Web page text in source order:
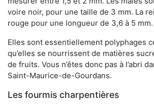
voire noir, pour une taille de 3 mm. La
rouge pour une longueur de 3,6 à 5 mm.
Elles sont essentiellement polyphages
qu’elles se nourrissent de matières
de fruits. Vous n’êtes donc pas à l’abri
Saint-Maurice-de-Gourdans.
Les fourmis charpentières